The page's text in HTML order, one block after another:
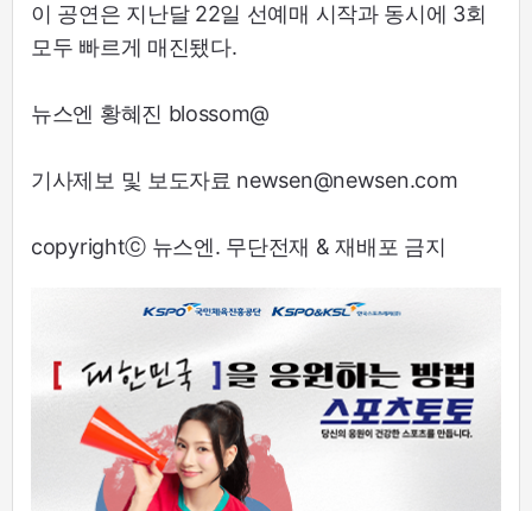
이 공연은 지난달 22일 선예매 시작과 동시에 3회
모두 빠르게 매진됐다.
뉴스엔 황혜진 blossom@
기사제보 및 보도자료 newsen@newsen.com
copyrightⓒ 뉴스엔. 무단전재 & 재배포 금지